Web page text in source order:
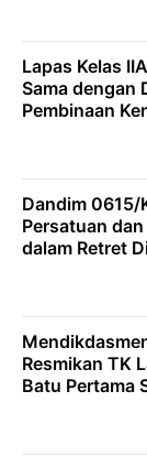
Lapas Kelas
Sama dengan
Pembinaan
Dandim 0615/
Persatuan
dalam Retret
Resmikan TK
Batu Pertama